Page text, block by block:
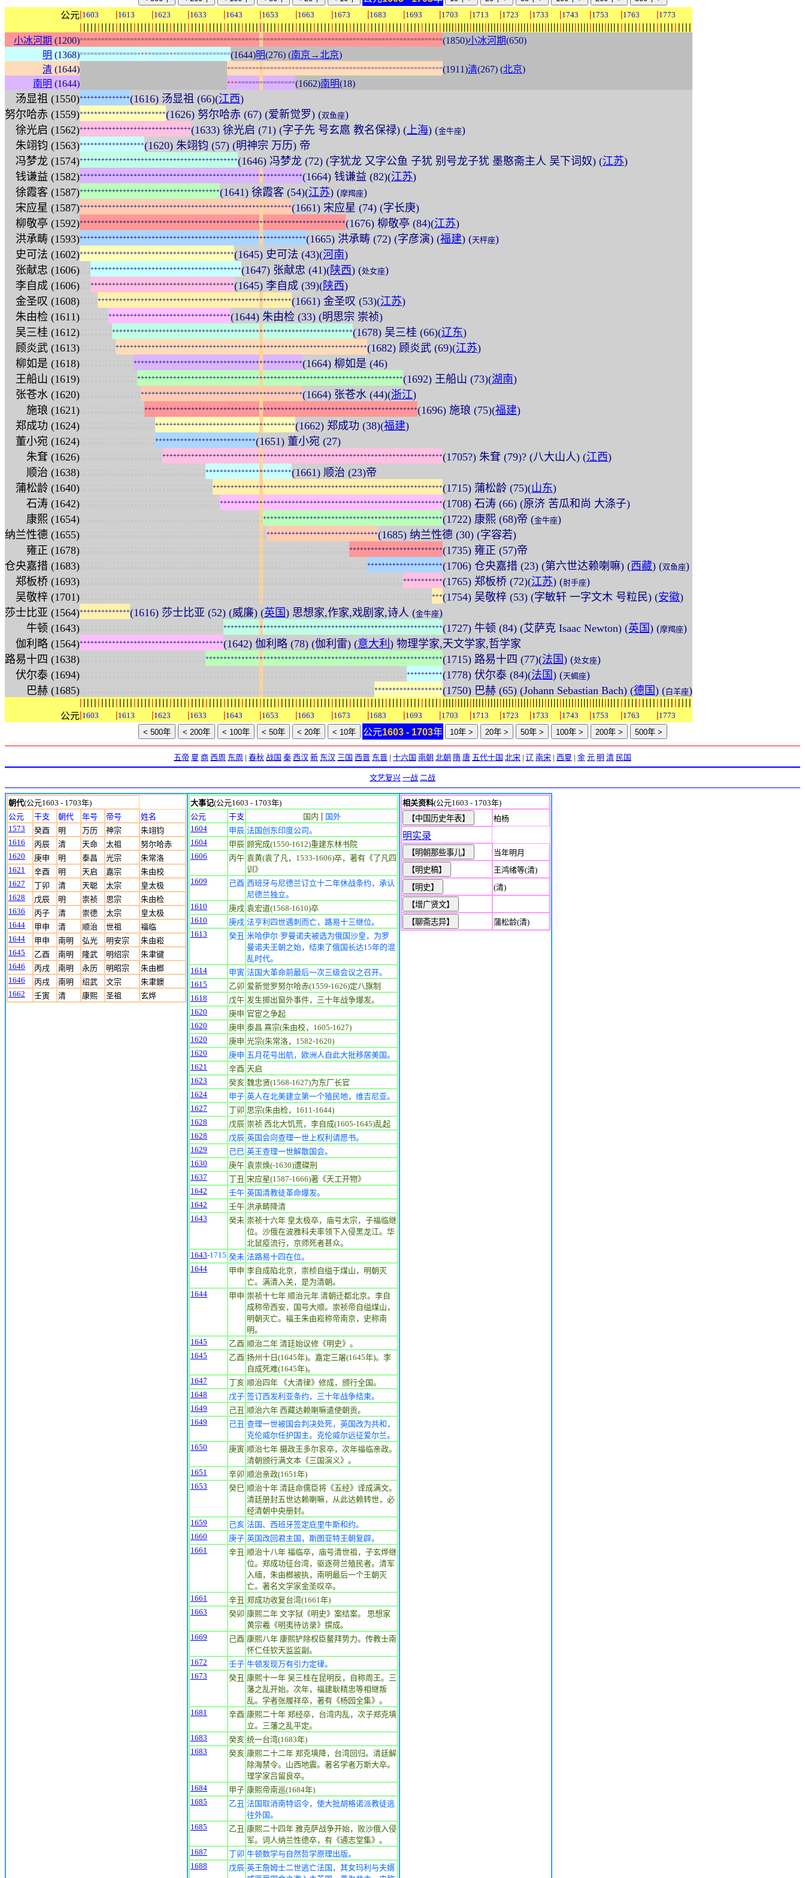
公元|1603 |1613 |1623 |1633 |1643 |1653 |1663 |1673 |1683 |1693 |1703 |1713 |1723 |1733 |1743 |1753 |1763 |1773
| | | | | | | | | | | | | | | | | | | | | | | | | | | | | | | | | | | | | | | | | | | | | | | | | | | | | | | | | | | | | | | | | | | | | | | | | | | | | | | | | | | | | | | | | | | | | | | | | | | | | |||||||||||||||||||||||||||||||||||||||||||||||||||||||||| | | | | | | | | | | | | | | | | | | | | |
小冰河期 (1200)=====================================================================================================(1850)小冰河期(650)
明 (1368)=================++======+================(1644)明(276) (南京→北京)
清 (1644) +=================+=========================================(1911)清(267) (北京)
南明 (1644) +++================(1662)南明(18)
汤显祖 (1550)++++++++++++++(1616) 汤显祖 (66)(江西)
努尔哈赤 (1559)++++++++++++++++++++++++(1626) 努尔哈赤 (67) (爱新觉罗) (双鱼座)
徐光启 (1562)+++++++++++++++++++++++++++++++(1633) 徐光启 (71) (字子先 号玄扈 教名保禄) (上海) (金牛座)
朱翊钧 (1563)++++++++++++++++++(1620) 朱翊钧 (57) (明神宗 万历) 帝
冯梦龙 (1574)++++++++++++++++++++++++++++++++++++++++++++(1646) 冯梦龙 (72) (字犹龙 又字公鱼 子犹 别号龙子犹 墨憨斋主人 吴下词奴) (江苏)
钱谦益 (1582)++++++++++++++++++++++++++++++++++++++++++++++++++++++++++++++(1664) 钱谦益 (82)(江苏)
徐霞客 (1587)+++++++++++++++++++++++++++++++++++++++(1641) 徐霞客 (54)(江苏) (摩羯座)
宋应星 (1587)+++++++++++++++++++++++++++++++++++++++++++++++++++++++++++(1661) 宋应星 (74) (字长庚)
柳敬亭 (1592)++++++++++++++++++++++++++++++++++++++++++++++++++++++++++++++++++++++++++(1676) 柳敬亭 (84)(江苏)
洪承畴 (1593)+++++++++++++++++++++++++++++++++++++++++++++++++++++++++++++++(1665) 洪承畴 (72) (字彦演) (福建) (天枰座)
史可法 (1602)+++++++++++++++++++++++++++++++++++++++++++(1645) 史可法 (43)(河南)
张献忠 (1606)
++++++++++++++++++++++++++++++++++++++++++(1647) 张献忠 (41)(陕西) (处女座)
李自成 (1606)
++++++++++++++++++++++++++++++++++++++++(1645) 李自成 (39)(陕西)
金圣叹 (1608)
++++++++++++++++++++++++++++++++++++++++++++++++++++++(1661) 金圣叹 (53)(江苏)
朱由检 (1611)
++++++++++++++++++++++++++++++++++(1644) 朱由检 (33) (明思宗 崇祯)
吴三桂 (1612)
+++++++++++++++++++++++++++++++++++++++++++++++++++++++++++++++++++(1678) 吴三桂 (66)(辽东)
顾炎武 (1613)
++++++++++++++++++++++++++++++++++++++++++++++++++++++++++++++++++++++(1682) 顾炎武 (69)(江苏)
柳如是 (1618)
+++++++++++++++++++++++++++++++++++++++++++++++(1664) 柳如是 (46)
王船山 (1619)
++++++++++++++++++++++++++++++++++++++++++++++++++++++++++++++++++++++++++(1692) 王船山 (73)(湖南)
张苍水 (1620)
+++++++++++++++++++++++++++++++++++++++++++++(1664) 张苍水 (44)(浙江)
施琅 (1621)
++++++++++++++++++++++++++++++++++++++++++++++++++++++++++++++++++++++++++++(1696) 施琅 (75)(福建)
郑成功 (1624)
+++++++++++++++++++++++++++++++++++++++(1662) 郑成功 (38)(福建)
董小宛 (1624)
++++++++++++++++++++++++++++(1651) 董小宛 (27)
朱耷 (1626)
++++++++++++++++++++++++++++++++++++++++++++++++++++++++++++++++++++++++++++++(1705?) 朱耷 (79)? (八大山人) (江西)
顺治 (1638)
++++++++++++++++++++++++(1661) 顺治 (23)帝
蒲松龄 (1640)
++++++++++++++++++++++++++++++++++++++++++++++++++++++++++++++++(1715) 蒲松龄 (75)(山东)
石涛 (1642)
++++++++++++++++++++++++++++++++++++++++++++++++++++++++++++++(1708) 石涛 (66) (原济 苦瓜和尚 大涤子)
康熙 (1654)
:++++++++++++++++++++++++++++++++++++++++++++++++++(1722) 康熙 (68)帝 (金牛座)
纳兰性德 (1655)
: +++++++++++++++++++++++++++++++(1685) 纳兰性德 (30) (字容若)
雍正 (1678)
: ++++++++++++++++++++++++++(1735) 雍正 (57)帝
仓央嘉措 (1683)
: +++++++++++++++++++++(1706) 仓央嘉措 (23) (第六世达赖喇嘛) (西藏) (双鱼座)
郑板桥 (1693)
: +++++++++++(1765) 郑板桥 (72)(江苏) (射手座)
吴敬梓 (1701)
: +++(1754) 吴敬梓 (53) (字敏轩 一字文木 号粒民) (安徽)
莎士比亚 (1564)++++++++++++++(1616) 莎士比亚 (52) (威廉) (英国) 思想家,作家,戏剧家,诗人 (金牛座)
牛顿 (1643)
+++++++++++++++++++++++++++++++++++++++++++++++++++++++++++++(1727) 牛顿 (84) (艾萨克 Isaac Newton) (英国) (摩羯座)
伽利略 (1564)++++++++++++++++++++++++++++++++++++++++(1642) 伽利略 (78) (伽利雷) (意大利 ) 物理学家,天文学家,哲学家
路易十四 (1638)
++++++++++++++++++++++++++++++++++++++++++++++++++++++++++++++++++(1715) 路易十四 (77)(法国) (处女座)
伏尔泰 (1694)
: ++++++++++(1778) 伏尔泰 (84)(法国) (天蝎座)
巴赫 (1685)
: +++++++++++++++++++(1750) 巴赫 (65) (Johann Sebastian Bach) (德国) (白羊座)
| | | | | | | | | | | | | | | | | | | | | | | | | | | | | | | | | | | | | | | | | | | | | | | | | | | | | | | | | | | | | | | | | | | | | | | | | | | | | | | | | | | | | | | | | | | | | | | | | | | | | |||||||||||||||||||||||||||||||||||||||||||||||||||||||||| | | | | | | | | | | | | | | | | | | | | |
公元|1603 |1613 |1623 |1633 |1643 |1653 |1663 |1673 |1683 |1693 |1703 |1713 |1723 |1733 |1743 |1753 |1763 |1773
公元1603 - 1703年
五帝 夏 商 西周 东周 | 春秋 战国 秦 西汉 新 东汉 三国 西晋 东晋 | 十六国 南朝 北朝 隋 唐 五代十国 北宋 | 辽 南宋 | 西夏 | 金 元 明 清 民国
文艺复兴 一战 二战
朝代(公元1603 - 1703年)
公元
干支 朝代 年号 帝号
姓名
1573
癸酉 明 万历 神宗
朱翊钧
1616
丙辰 清 天命 太祖
努尔哈赤
1620
庚申 明 泰昌 光宗
朱常洛
1621
辛酉 明 天启 嘉宗
朱由校
1627
丁卯 清 天聪 太宗
皇太极
1628
戊辰 明 崇祯 思宗
朱由检
1636
丙子 清 崇德 太宗
皇太极
1644
甲申 清 顺治 世祖
福临
1644
甲申 南明 弘光 明安宗
朱由崧
1645
乙酉 南明 隆武 明绍宗
朱聿键
1646
丙戌 南明 永历 明昭宗
朱由榔
1646
丙戌 南明 绍武 文宗
朱聿鐭
1662
壬寅 清 康熙 圣祖 玄烨
大事记(公元1603 - 1703年)
公元
干支 国内 | 国外
1604
甲辰 法国创东印度公司。
1604
甲辰 顾宪成(1550-1612)重建东林书院
1606
丙午 袁黄(袁了凡，1533-1606)卒，著有《了凡四
训》
1609
己酉 西班牙与尼德兰订立十二年休战条约，承认
尼德兰独立。
1610
庚戌 袁宏道(1568-1610)卒
1610
庚戌 法亨利四世遇刺而亡，路易十三继位。
1613
癸丑 米哈伊尔·罗曼诺夫被选为俄国沙皇，为罗
曼诺夫王朝之始，结束了俄国长达15年的混
乱时代。
1614
甲寅 法国大革命前最后一次三级会议之召开。
1615
乙卯 爱新觉罗努尔哈赤(1559-1626)定八旗制
1618
戊午 发生掷出窗外事件，三十年战争爆发。
1620
庚申 官宦之争起
1620
庚申 泰昌 熹宗(朱由校，1605-1627)
1620
庚申 光宗(朱常洛，1582-1620)
1620
庚申 五月花号出航，欧洲人自此大批移居美国。
1621
辛酉 天启
1623
癸亥 魏忠贤(1568-1627)为东厂长官
1624
甲子 英人在北美建立第一个殖民地，维吉尼亚。
1627
丁卯 思宗(朱由检，1611-1644)
1628
戊辰 崇祯 西北大饥荒，李自成(1605-1645)乱起
1628
戊辰 英国会向查理一世上权利请愿书。
1629
己巳 英王查理一世解散国会。
1630
庚午 袁崇焕(-1630)遭磔刑
1637
丁丑 宋应星(1587-1666)著《天工开物》
1642
壬午 英国清教徒革命爆发。
1642
壬午 洪承畴降清
1643
癸未 崇祯十六年 皇太极卒，庙号太宗，子福临继
位。沙俄在波雅科夫率领下入侵黑龙江。华
北鼠疫流行，京师死者甚众。
1643-1715 癸未 法路易十四在位。
1644
甲申 李自成陷北京，崇桢自缢于煤山，明朝灭
亡。满清入关，是为清朝。
1644
甲申 崇祯十七年 顺治元年 清朝迁都北京。李自
成称帝西安，国号大顺。崇祯帝自缢煤山，
明朝灭亡。福王朱由崧称帝南京，史称南
明。
1645
乙酉 顺治二年 清廷始议修《明史》。
1645
乙酉 扬州十日(1645年)。嘉定三屠(1645年)。李
自成死难(1645年)。
1647
丁亥 顺治四年 《大清律》修成，颁行全国。
1648
戊子 签订西发利亚条约，三十年战争结束。
1649
己丑 顺治六年 西藏达赖喇嘛遣使朝贡。
1649
己丑 查理一世被国会判决处死，英国改为共和，
克伦威尔任护国主。克伦威尔远征爱尔兰。
1650
庚寅 顺治七年 摄政王多尔衮卒，次年福临亲政。
清朝颁行满文本《三国演义》。
1651
辛卯 顺治亲政(1651年)
1653
癸巳 顺治十年 清廷命儒臣将《五经》译成满文。
清廷册封五世达赖喇嘛，从此达赖转世，必
经清朝中央册封。
1659
己亥 法国、西班牙签定庇里牛斯和约。
1660
庚子 英国改回君主国，斯图亚特王朝复辟。
1661
辛丑 顺治十八年 福临卒，庙号清世祖，子玄烨继
位。郑成功征台湾，驱逐荷兰殖民者。清军
入缅，朱由榔被执，南明最后一个王朝灭
亡。著名文学家金圣叹卒。
1661
辛丑 郑成功收复台湾(1661年)
1663
癸卯 康熙二年 文字狱《明史》案结案。 思想家
黄宗羲《明夷待访录》撰成。
1669
己酉 康熙八年 康熙铲除权臣鳌拜势力。传教士南
怀仁任钦天监监副。
1672
壬子 牛顿发现万有引力定律。
1673
癸丑 康熙十一年 吴三桂在昆明反，自称周王。三
藩之乱开始。次年，福建耿精忠等相继叛
乱。学者张履祥卒，著有《杨园全集》。
1681
辛酉 康熙二十年 郑经卒，台湾内乱，次子郑克塽
立。三藩之乱平定。
1683
癸亥 统一台湾(1683年)
1683
癸亥 康熙二十二年 郑克塽降，台湾回归。清廷解
除海禁令。山西地震。著名学者万斯大卒。
理学家吕留良卒。
1684
甲子 康熙帝南巡(1684年)
1685
乙丑 法国取消南特诏令，使大批胡格诺派教徒逃
往外国。
1685
乙丑 康熙二十四年 雅克萨战争开始，败沙俄入侵
军。词人纳兰性德卒，有《通志堂集》。
1687
丁卯 牛顿数学与自然哲学原理出版。
1688
戊辰 英王詹姆士二世逃亡法国，其女玛利与夫婿
相关资料(公元1603 - 1703年)
柏杨
明实录
当年明月
王鸿绪等(清)
(清)
蒲松龄(清)